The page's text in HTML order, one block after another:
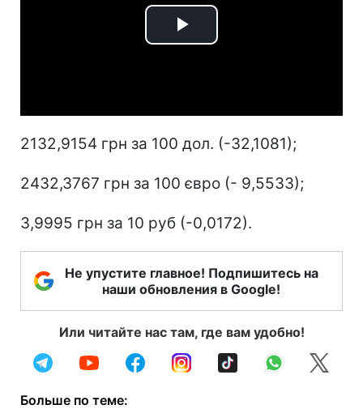
Play
2132,9154 грн за 100 дол. (-32,1081);
2432,3767 грн за 100 євро (- 9,5533);
3,9995 грн за 10 руб (-0,0172).
Не упустите главное! Подпишитесь на
наши обновления в Google!
Или читайте нас там, где вам удобно!
Больше по теме: